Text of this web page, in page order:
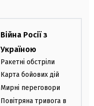
Війна Росії з
Україною
Ракетні обстріли
Карта бойових дій
Мирні переговори
Повітряна тривога в